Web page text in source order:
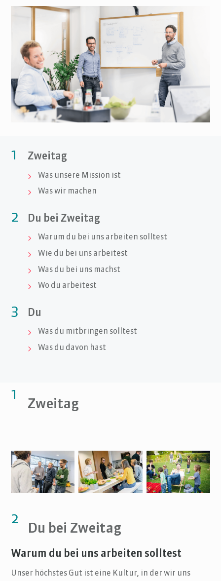
1 Zweitag
 Was unsere Mission ist
 Was wir machen
2 Du bei Zweitag
 Warum du bei uns arbeiten solltest
 Wie du bei uns arbeitest
 Was du bei uns machst
 Wo du arbeitest
3 Du
 Was du mitbringen solltest
 Was du davon hast
1
Zweitag
2
Du bei Zweitag
Warum du bei uns arbeiten solltest
Unser höchstes Gut ist eine Kultur, in der wir uns